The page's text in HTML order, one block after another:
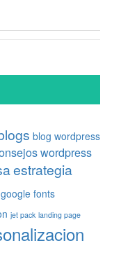
blog wordpress
wordpress
estrategia
google fonts
jet pack landing page